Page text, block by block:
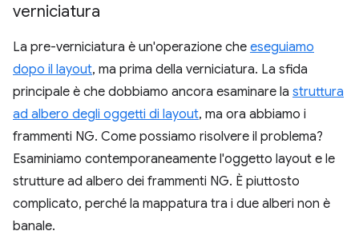
verniciatura
La pre-verniciatura è un'operazione che eseguiamo
dopo il layout, ma prima della verniciatura. La sfida
principale è che dobbiamo ancora esaminare la struttura
ad albero degli oggetti di layout, ma ora abbiamo i
frammenti NG. Come possiamo risolvere il problema?
Esaminiamo contemporaneamente l'oggetto layout e le
strutture ad albero dei frammenti NG. È piuttosto
complicato, perché la mappatura tra i due alberi non è
banale.